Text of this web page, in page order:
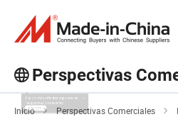
Perspectivas
¡Explora más artículos
Inicio Perspectivas Comerciales